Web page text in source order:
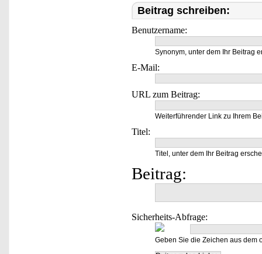
Beitrag schreiben:
Benutzername:
Synonym, unter dem Ihr Beitrag
E-Mail:
URL zum Beitrag:
Weiterführender Link zu Ihrem
Titel:
Titel, unter dem Ihr Beitrag
Beitrag:
Sicherheits-Abfrage:
Geben Sie die Zeichen aus dem